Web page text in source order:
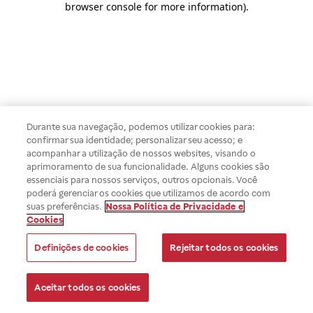
browser console for more information).
Durante sua navegação, podemos utilizar cookies para:
confirmar sua identidade; personalizar seu acesso; e
acompanhar a utilização de nossos websites, visando o
aprimoramento de sua funcionalidade. Alguns cookies são
essenciais para nossos serviços, outros opcionais. Você
poderá gerenciar os cookies que utilizamos de acordo com
suas preferências. Nossa Política de Privacidade e
Cookies
Definições de cookies Rejeitar todos os cookies
Aceitar todos os cookies